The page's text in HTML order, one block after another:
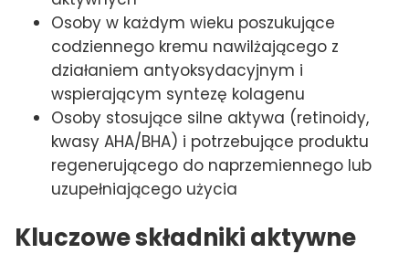
Osoby w każdym wieku poszukujące
codziennego kremu nawilżającego z
działaniem antyoksydacyjnym i
wspierającym syntezę kolagenu
Osoby stosujące silne aktywa (retinoidy,
kwasy AHA/BHA) i potrzebujące produktu
regenerującego do naprzemiennego lub
uzupełniającego użycia
Kluczowe składniki aktywne